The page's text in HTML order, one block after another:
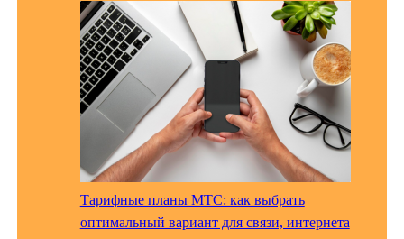
Тарифные планы МТС: как выбрать
оптимальный вариант для связи, интернета